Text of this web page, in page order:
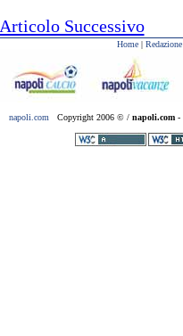
Articolo Successivo
Home| Redazione
napoli.com Copyright 2006 © / napoli.com-